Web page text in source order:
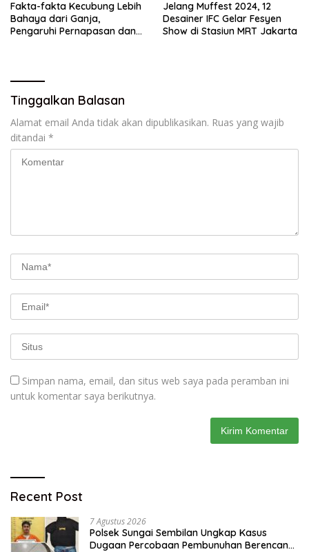
Fakta-fakta Kecubung Lebih
Bahaya dari Ganja,
Pengaruhi Pernapasan dan
Jelang Muffest 2024, 12
Desainer IFC Gelar Fesyen
Show di Stasiun MRT Jakarta
Tinggalkan Balasan
Alamat email Anda tidak akan dipublikasikan. Ruas yang wajib
ditandai *
Simpan nama, email, dan situs web saya pada peramban ini
untuk komentar saya berikutnya.
Recent Post
7 Agustus 2026
Polsek Sungai Sembilan Ungkap Kasus
Dugaan Percobaan Pembunuhan Berencana,